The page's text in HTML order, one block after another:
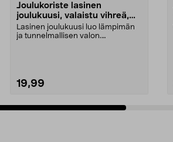
Joulukoriste lasinen
joulukuusi, valaistu vihreä,
25,7 cm
Lasinen joulukuusi luo lämpimän
ja tunnelmallisen valon.
19,99